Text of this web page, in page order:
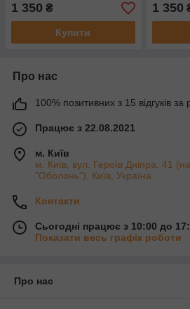
1 350 ₴
Купити
1 350
Про нас
100% позитивних з 15 відгуків за
Працює з 22.08.2021
м. Київ
м. Київ, вул. Героїв Дніпра, 41
"Оболонь"), Київ, Україна
Контакти
Сьогодні працює з 10:00 до
Показати весь графік роботи
Про нас